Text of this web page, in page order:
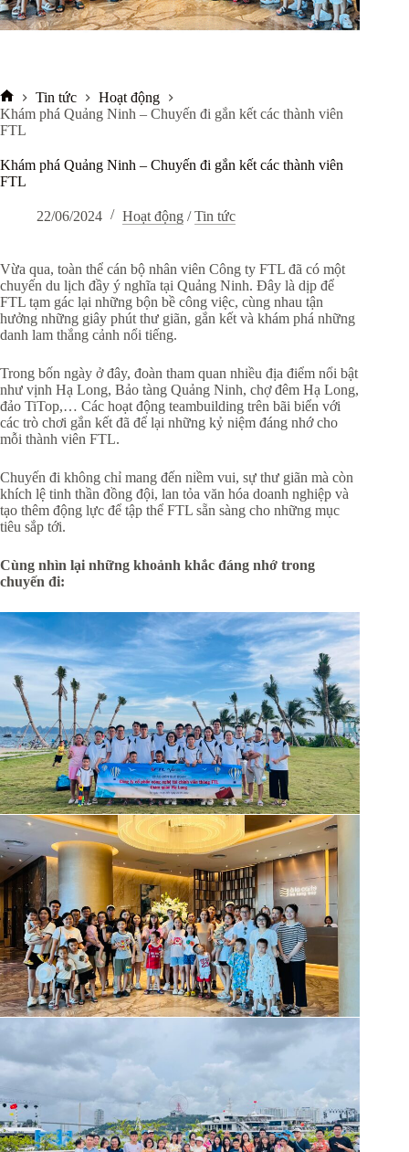
Trang
chủ
Tin tức
Hoạt động
Khám phá Quảng Ninh – Chuyến đi gắn kết các thành viên
FTL
Khám phá Quảng Ninh – Chuyến đi gắn kết các thành viên
FTL
22/06/2024 Hoạt động /Tin tức
Vừa qua, toàn thể cán bộ nhân viên Công ty FTL đã có một
chuyến du lịch đầy ý nghĩa tại Quảng Ninh. Đây là dịp để
FTL tạm gác lại những bộn bề công việc, cùng nhau tận
hưởng những giây phút thư giãn, gắn kết và khám phá những
danh lam thắng cảnh nổi tiếng.
Trong bốn ngày ở đây, đoàn tham quan nhiều địa điểm nổi bật
như vịnh Hạ Long, Bảo tàng Quảng Ninh, chợ đêm Hạ Long,
đảo TiTop,… Các hoạt động teambuilding trên bãi biển với
các trò chơi gắn kết đã để lại những kỷ niệm đáng nhớ cho
mỗi thành viên FTL.
Chuyến đi không chỉ mang đến niềm vui, sự thư giãn mà còn
khích lệ tinh thần đồng đội, lan tỏa văn hóa doanh nghiệp và
tạo thêm động lực để tập thể FTL sẵn sàng cho những mục
tiêu sắp tới.
Cùng nhìn lại những khoảnh khắc đáng nhớ trong
chuyến đi: